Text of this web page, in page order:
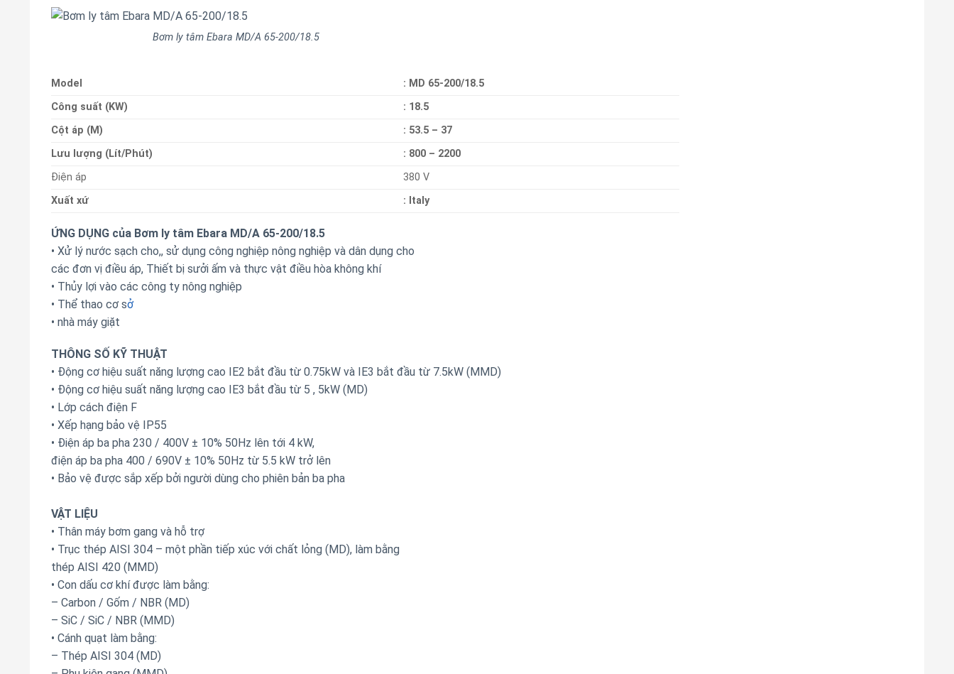
Bơm ly tâm Ebara MD/A 65-200/18.5
Model
: MD 65-200/18.5
Công suất (KW)
: 18.5
Cột áp (M)
: 53.5 – 37
Lưu lượng (Lít/Phút)
: 800 – 2200
Điện áp
380 V
Xuất xứ
: Italy
ỨNG DỤNG của Bơm ly tâm Ebara MD/A 65-200/18.5
• Xử lý nước sạch cho,, sử dụng công nghiệp nông nghiệp và dân dụng cho
các đơn vị điều áp, Thiết bị sưởi ấm và thực vật điều hòa không khí
• Thủy lợi vào các công ty nông nghiệp
• Thể thao cơ sở
• nhà máy giặt
THÔNG SỐ KỸ THUẬT
• Động cơ hiệu suất năng lượng cao IE2 bắt đầu từ 0.75kW và IE3 bắt đầu từ 7.5kW (MMD)
• Động cơ hiệu suất năng lượng cao IE3 bắt đầu từ 5 , 5kW (MD)
• Lớp cách điện F
• Xếp hạng bảo vệ IP55
• Điện áp ba pha 230 / 400V ± 10% 50Hz lên tới 4 kW,
điện áp ba pha 400 / 690V ± 10% 50Hz từ 5.5 kW trở lên
• Bảo vệ được sắp xếp bởi người dùng cho phiên bản ba pha
VẬT LIỆU
• Thân máy bơm gang và hỗ trợ
• Trục thép AISI 304 – một phần tiếp xúc với chất lỏng (MD), làm bằng
thép AISI 420 (MMD)
• Con dấu cơ khí được làm bằng:
– Carbon / Gốm / NBR (MD)
– SiC / SiC / NBR (MMD)
• Cánh quạt làm bằng:
– Thép AISI 304 (MD)